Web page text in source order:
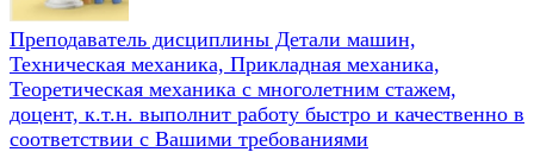
Преподаватель дисциплины Детали машин,
Техническая механика, Прикладная механика,
Теоретическая механика с многолетним стажем,
доцент, к.т.н. выполнит работу быстро и качественно в
соответствии с Вашими требованиями